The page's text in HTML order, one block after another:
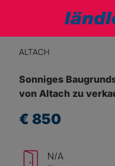
ALTACH
Sonniges
von Altach zu
€ 850
N/A